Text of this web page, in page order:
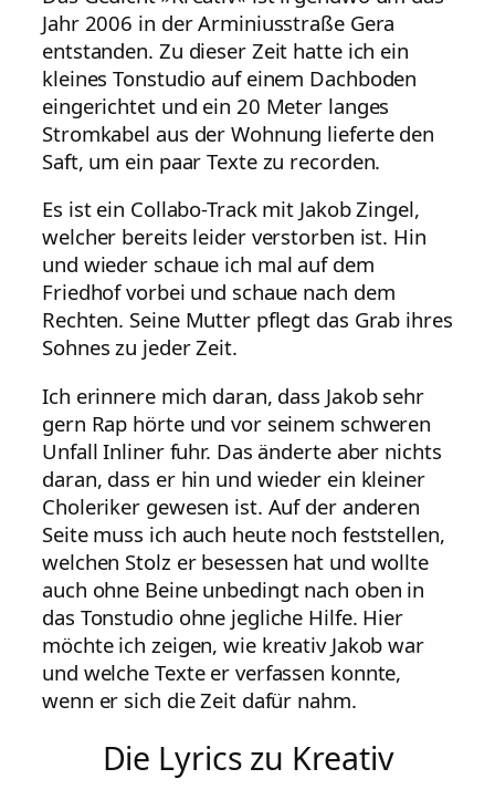
Jahr 2006 in der Arminiusstraße Gera
entstanden. Zu dieser Zeit hatte ich ein
kleines Tonstudio auf einem Dachboden
eingerichtet und ein 20 Meter langes
Stromkabel aus der Wohnung lieferte den
Saft, um ein paar Texte zu recorden.
Es ist ein Collabo-Track mit Jakob Zingel,
welcher bereits leider verstorben ist. Hin
und wieder schaue ich mal auf dem
Friedhof vorbei und schaue nach dem
Rechten. Seine Mutter pflegt das Grab ihres
Sohnes zu jeder Zeit.
Ich erinnere mich daran, dass Jakob sehr
gern Rap hörte und vor seinem schweren
Unfall Inliner fuhr. Das änderte aber nichts
daran, dass er hin und wieder ein kleiner
Choleriker gewesen ist. Auf der anderen
Seite muss ich auch heute noch feststellen,
welchen Stolz er besessen hat und wollte
auch ohne Beine unbedingt nach oben in
das Tonstudio ohne jegliche Hilfe. Hier
möchte ich zeigen, wie kreativ Jakob war
und welche Texte er verfassen konnte,
wenn er sich die Zeit dafür nahm.
Die Lyrics zu Kreativ